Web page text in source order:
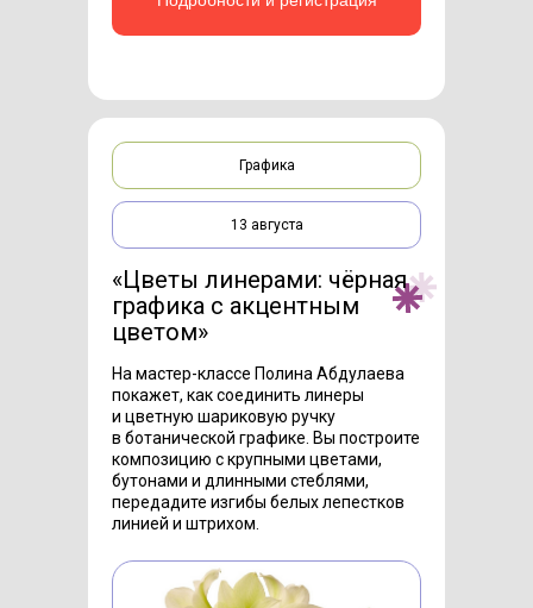
На мастер-классе Полина Абдулаева
покажет, как соединить линеры
и цветную шариковую ручку
в ботанической графике. Вы построите
композицию с крупными цветами,
бутонами и длинными стеблями,
передадите изгибы белых лепестков
линией и штрихом.
13 августа
Графика
«Цветы линерами: чёрная
графика с акцентным
цветом»